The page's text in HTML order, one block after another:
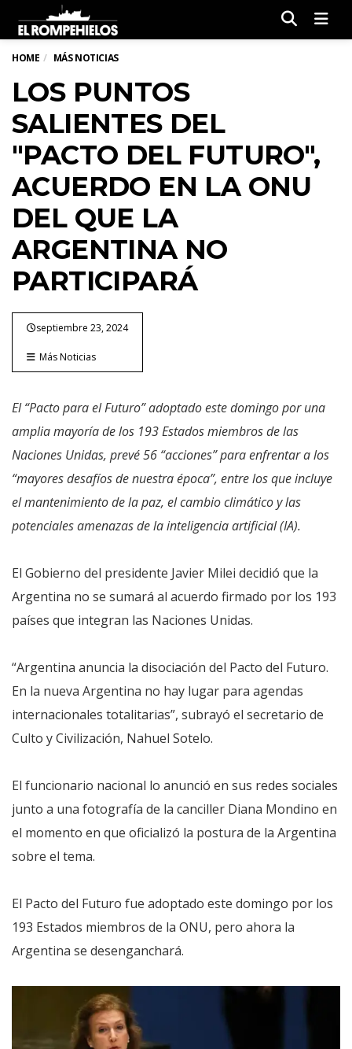
HOME MÁS NOTICIAS
LOS PUNTOS
SALIENTES DEL
"PACTO DEL FUTURO",
ACUERDO EN LA ONU
DEL QUE LA
ARGENTINA NO
PARTICIPARÁ
septiembre 23, 2024
Más Noticias
El “Pacto para el Futuro” adoptado este domingo por una
amplia mayoría de los 193 Estados miembros de las
Naciones Unidas, prevé 56 “acciones” para enfrentar a los
“mayores desafíos de nuestra época”, entre los que incluye
el mantenimiento de la paz, el cambio climático y las
potenciales amenazas de la inteligencia artificial (IA).
El Gobierno del presidente Javier Milei decidió que la
Argentina no se sumará al acuerdo firmado por los 193
países que integran las Naciones Unidas.
“Argentina anuncia la disociación del Pacto del Futuro.
En la nueva Argentina no hay lugar para agendas
internacionales totalitarias”, subrayó el secretario de
Culto y Civilización, Nahuel Sotelo.
El funcionario nacional lo anunció en sus redes sociales
junto a una fotografía de la canciller Diana Mondino en
el momento en que oficializó la postura de la Argentina
sobre el tema.
El Pacto del Futuro fue adoptado este domingo por los
193 Estados miembros de la ONU, pero ahora la
Argentina se desenganchará.